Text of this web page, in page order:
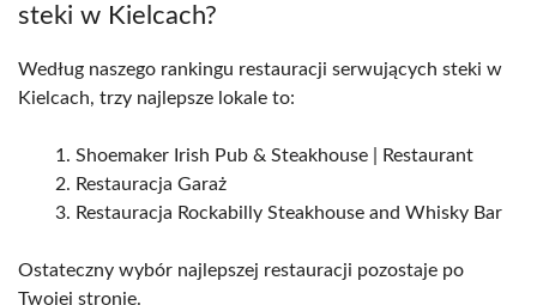
steki w Kielcach?
Według naszego rankingu restauracji serwujących steki w
Kielcach, trzy najlepsze lokale to:
Shoemaker Irish Pub & Steakhouse | Restaurant
Restauracja Garaż
Restauracja Rockabilly Steakhouse and Whisky Bar
Ostateczny wybór najlepszej restauracji pozostaje po
Twojej stronie.